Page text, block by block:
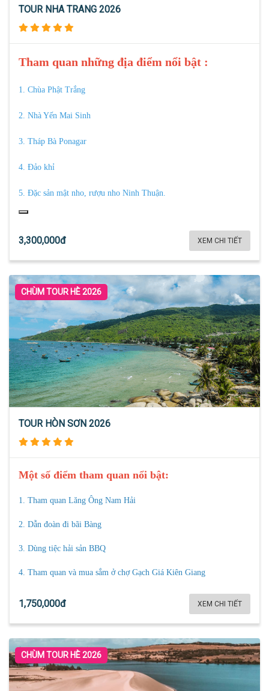
TOUR NHA TRANG 2026
Tham quan những địa điểm nổi bật :
1. Chùa Phật Trắng
2. Nhà Yến Mai Sinh
3. Tháp Bà Ponagar
4. Đảo khỉ
5. Đặc sản mật nho, rượu nho Ninh Thuận.
3,300,000đ XEM CHI TIẾT
CHÙM TOUR HÈ 2026
TOUR HÒN SƠN 2026
Một số điểm tham quan nổi bật:
1. Tham quan Lăng Ông Nam Hải
2. Dẫn đoàn đi bãi Bàng
3. Dùng tiệc hải sản BBQ
4. Tham quan và mua sắm ở chợ Gạch Giá Kiên Giang
1,750,000đ XEM CHI TIẾT
CHÙM TOUR HÈ 2026